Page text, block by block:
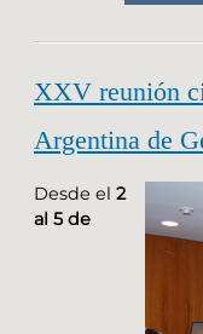
XXV reunión
Argentina de
Desde el 2
al 5 de